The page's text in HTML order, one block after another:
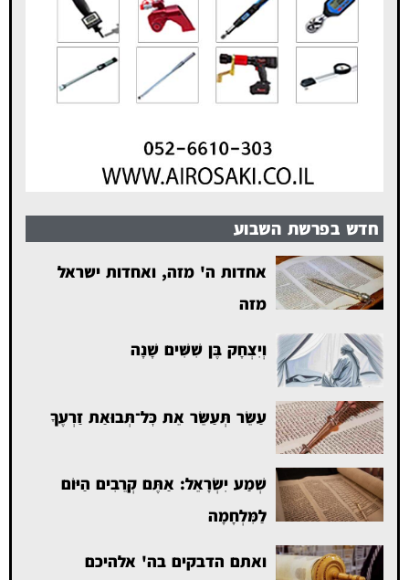
חדש בפרשת השבוע
אחדות ה' מזה, ואחדות ישראל
מזה
וְיִצְחָק בֶּן שִׁשִּׁים שָׁנָה
עַשֵּׂר תְּעַשֵּׂר אֵת כׇּל־תְּבוּאַת זַרְעֶךָ
שְׁמַע יִשְׂרָאֵל: אַתֶּם קְרֵבִים הַיּוֹם
לַמִּלְחָמָה
ואתם הדבקים בה' אלהיכם